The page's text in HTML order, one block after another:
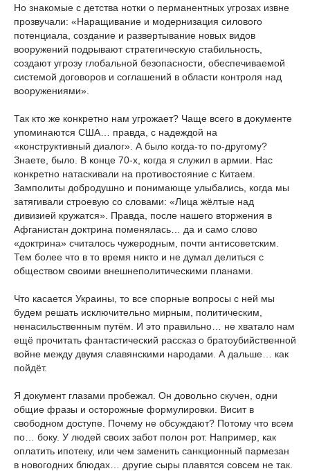
Но знакомые с детства нотки о перманентных угрозах извне
прозвучали: «Наращивание и модернизация силового
потенциала, создание и развертывание новых видов
вооружений подрывают стратегическую стабильность,
создают угрозу глобальной безопасности, обеспечиваемой
системой договоров и соглашений в области контроля над
вооружениями».
Так кто же конкретно нам угрожает? Чаще всего в документе
упоминаются США… правда, с надеждой на
«конструктивный диалог». А было когда-то по-другому?
Знаете, было. В конце 70-х, когда я служил в армии. Нас
конкретно натаскивали на противостояние с Китаем.
Замполиты добродушно и понимающе улыбались, когда мы
затягивали строевую со словами: «Лица жёлтые над
дивизией кружатся». Правда, после нашего вторжения в
Афганистан доктрина поменялась… да и само слово
«доктрина» считалось чужеродным, почти антисоветским.
Тем более что в то время никто и не думал делиться с
обществом своими внешнеполитическими планами.
Что касается Украины, то все спорные вопросы с ней мы
будем решать исключительно мирным, политическим,
ненасильственным путём. И это правильно… не хватало нам
ещё прочитать фантастический рассказ о братоубийственной
войне между двумя славянскими народами. А дальше… как
пойдёт.
Я документ глазами пробежал. Он довольно скучен, одни
общие фразы и осторожные формулировки. Висит в
свободном доступе. Почему не обсуждают? Потому что всем
по… боку. У людей своих забот полон рот. Например, как
оплатить ипотеку, или чем заменить санкционный пармезан
в новогодних блюдах… другие сыры плавятся совсем не так.